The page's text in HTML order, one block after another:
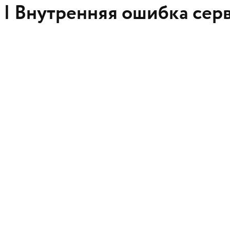
Внутренняя ошибка